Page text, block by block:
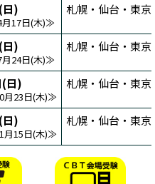
日)
月17日(木)≫
札幌・仙台・東
日)
月24日(木)≫
札幌・仙台・東
(日)
月23日(木)≫
札幌・仙台・東
日)
月15日(木)≫
札幌・仙台・東